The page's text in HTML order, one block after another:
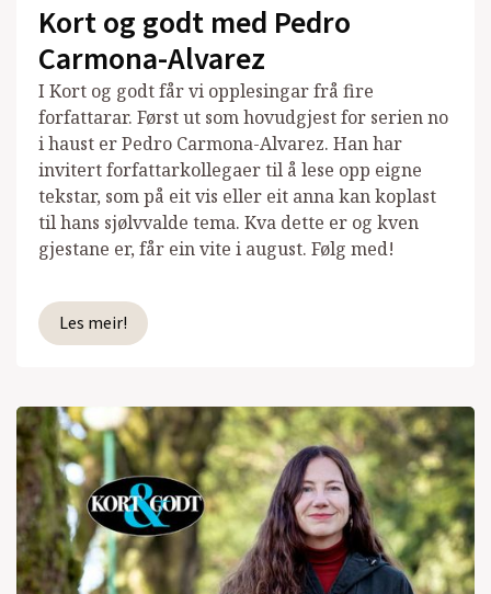
Kort og godt med Pedro
Carmona-Alvarez
I Kort og godt får vi opplesingar frå fire
forfattarar. Først ut som hovudgjest for serien no
i haust er Pedro Carmona-Alvarez. Han har
invitert forfattarkollegaer til å lese opp eigne
tekstar, som på eit vis eller eit anna kan koplast
til hans sjølvvalde tema. Kva dette er og kven
gjestane er, får ein vite i august. Følg med!
Les meir!